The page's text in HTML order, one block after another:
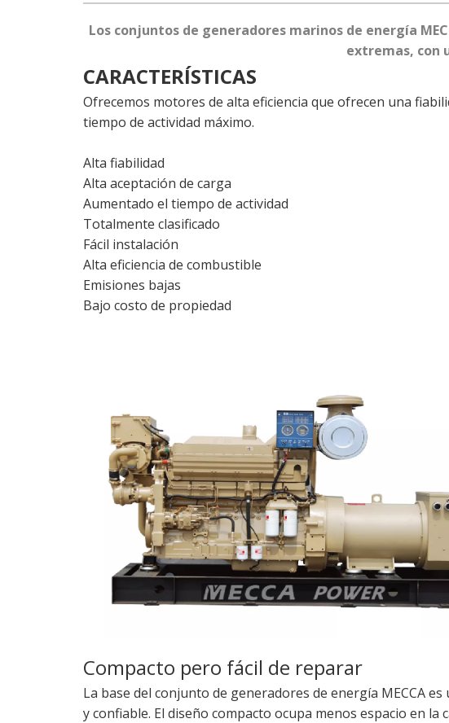
Los conjuntos de generadores marinos de energía
extremas, con
CARACTERÍSTICAS
Ofrecemos motores de alta eficiencia que ofrecen una
tiempo de actividad máximo.
Alta fiabilidad
Alta aceptación de carga
Aumentado el tiempo de actividad
Totalmente clasificado
Fácil instalación
Alta eficiencia de combustible
Emisiones bajas
Bajo costo de propiedad
Compacto pero fácil de reparar
La base del conjunto de generadores de energía MECCA
y confiable. El diseño compacto ocupa menos espacio en la